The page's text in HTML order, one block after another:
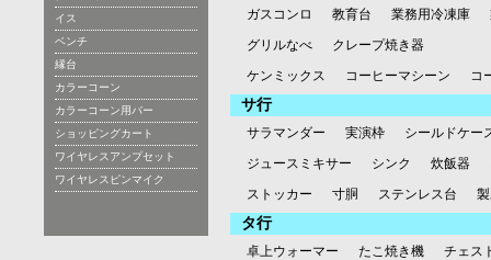
イス
ベンチ
縁台
カラーコーン
カラーコーン用バー
ショッピングカート
ワイヤレスアンプセット
ワイヤレスピンマイク
ガスコンロ
教育台 業務用冷凍庫
グリルなべ
クレープ焼き器
ケンミックス
コーヒーマシーン コ
サ行
サラマンダー 実演枠
シールドケー
ジュースミキサー
シンク 炊飯器
ストッカー
寸胴 ステンレス台
タ行
卓上ウォーマー たこ焼き機
チェス